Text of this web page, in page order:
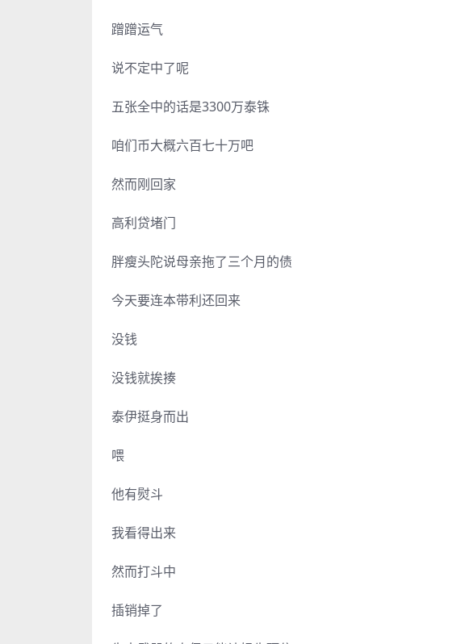
蹭蹭运气
说不定中了呢
五张全中的话是3300万泰铢
咱们币大概六百七十万吧
然而刚回家
高利贷堵门
胖瘦头陀说母亲拖了三个月的债
今天要连本带利还回来
没钱
没钱就挨揍
泰伊挺身而出
喂
他有熨斗
我看得出来
然而打斗中
插销掉了